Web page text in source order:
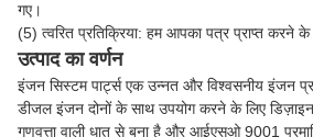
गए।
(5) त्वरित प्रतिक्रिया: हम आपका पत्र प्राप्त करने
उत्पाद का वर्णन
इंजन सिस्टम पार्ट्स एक उन्नत और विश्वसनीय इंजन
डीजल इंजन दोनों के साथ उपयोग करने के लिए
गुणवत्ता वाली धातु से बना है और आईएसओ 9001